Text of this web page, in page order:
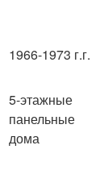
1966-1973 г.г.
5-этажные
панельные
дома